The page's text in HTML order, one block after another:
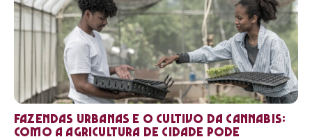
Fazendas urbanas e o cultivo da cannabis:
como a agricultura de cidade pode